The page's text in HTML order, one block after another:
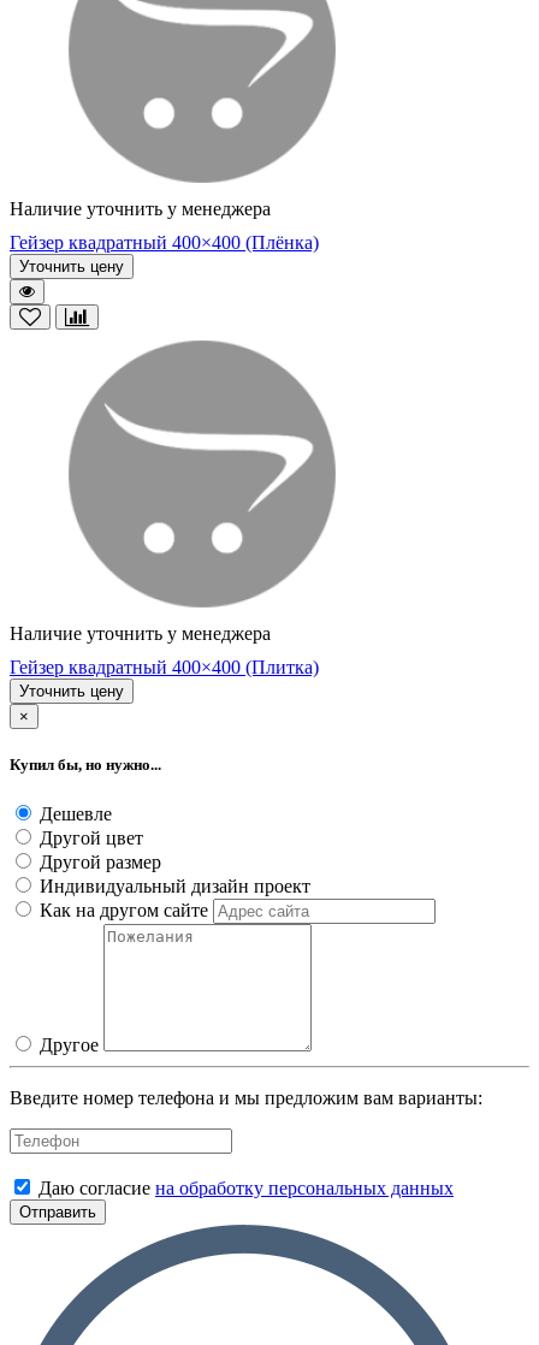
Наличие уточнить у менеджера
Гейзер квадратный 400×400 (Плёнка)
Уточнить цену
Наличие уточнить у менеджера
Гейзер квадратный 400×400 (Плитка)
Уточнить цену
×
Купил бы, но нужно...
Дешевле
Другой цвет
Другой размер
Индивидуальный дизайн проект
Как на другом сайте
Другое
Введите номер телефона и мы предложим вам варианты:
Даю согласие на обработку персональных данных
Отправить